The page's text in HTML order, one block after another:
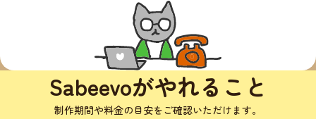
Sabeevoがやれること
制作期間や料金の目安をご確認いただけます。